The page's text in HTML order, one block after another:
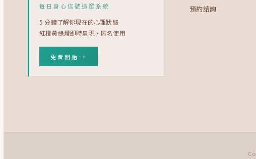
每日身心信號追蹤系統
5 分鐘了解你現在的心理狀態
紅橙黃綠燈即時呈現・匿名使用
免費開始→
預約諮詢